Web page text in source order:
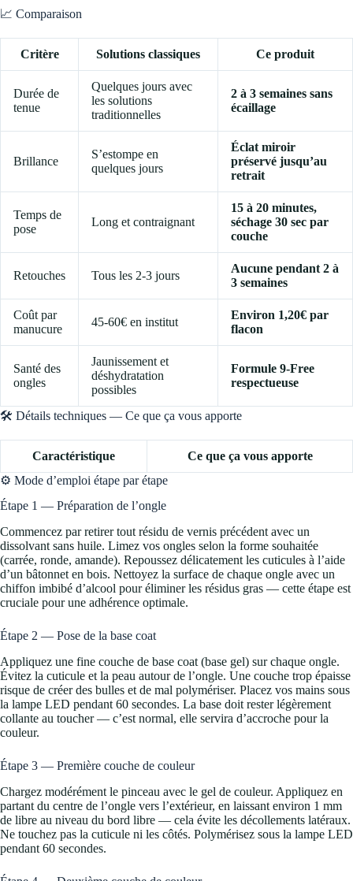
📈 Comparaison
Critère Solutions classiques Ce produit
Durée de
tenue
Quelques jours avec
les solutions
traditionnelles
2 à 3 semaines sans
écaillage
Brillance
S’estompe en
quelques jours
Éclat miroir
préservé jusqu’au
retrait
Temps de
pose
Long et contraignant
15 à 20 minutes,
séchage 30 sec par
couche
Retouches Tous les 2-3 jours
Aucune pendant 2 à
3 semaines
Coût par
manucure
45-60€ en institut
Environ 1,20€ par
flacon
Santé des
ongles
Jaunissement et
déshydratation
possibles
Formule 9-Free
respectueuse
🛠️ Détails techniques — Ce que ça vous apporte
Caractéristique
Ce que ça vous apporte
⚙️ Mode d’emploi étape par étape
Étape 1 — Préparation de l’ongle
Commencez par retirer tout résidu de vernis précédent avec un
dissolvant sans huile. Limez vos ongles selon la forme souhaitée
(carrée, ronde, amande). Repoussez délicatement les cuticules à l’aide
d’un bâtonnet en bois. Nettoyez la surface de chaque ongle avec un
chiffon imbibé d’alcool pour éliminer les résidus gras — cette étape est
cruciale pour une adhérence optimale.
Étape 2 — Pose de la base coat
Appliquez une fine couche de base coat (base gel) sur chaque ongle.
Évitez la cuticule et la peau autour de l’ongle. Une couche trop épaisse
risque de créer des bulles et de mal polymériser. Placez vos mains sous
la lampe LED pendant 60 secondes. La base doit rester légèrement
collante au toucher — c’est normal, elle servira d’accroche pour la
couleur.
Étape 3 — Première couche de couleur
Chargez modérément le pinceau avec le gel de couleur. Appliquez en
partant du centre de l’ongle vers l’extérieur, en laissant environ 1 mm
de libre au niveau du bord libre — cela évite les décollements latéraux.
Ne touchez pas la cuticule ni les côtés. Polymérisez sous la lampe LED
pendant 60 secondes.